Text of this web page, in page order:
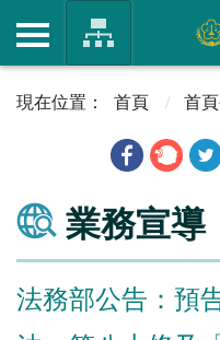
首頁 首
業務宣導
法務部公告：預